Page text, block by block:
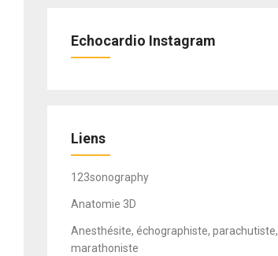
Echocardio Instagram
Liens
123sonography
Anatomie 3D
Anesthésite, échographiste, parachutiste,
marathoniste